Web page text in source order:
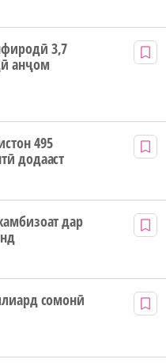
3,7
анҷом
495
додааст
дар
сомонӣ